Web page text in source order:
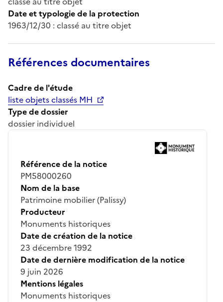
Date et typologie de la protection
1963/12/30 : classé au titre objet
Références documentaires
Cadre de l'étude
liste objets classés MH
Type de dossier
dossier individuel
Référence de la notice
PM58000260
Nom de la base
Patrimoine mobilier (Palissy)
Producteur
Monuments historiques
Date de création de la notice
23 décembre 1992
Date de dernière modification de la notice
9 juin 2026
Mentions légales
Monuments historiques